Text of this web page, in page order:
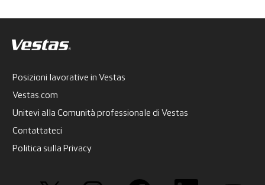
Posizioni lavorative in Vestas
Vestas.com
Unitevi alla Comunità professionale di Vestas
Contattateci
Politica sulla Privacy
S